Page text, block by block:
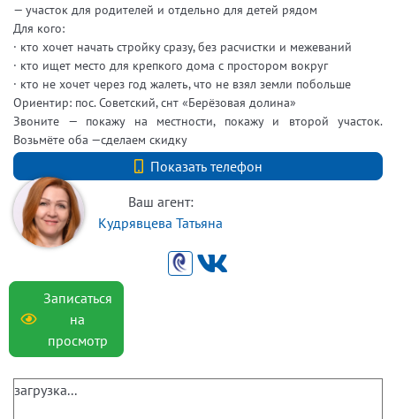
— участок для родителей и отдельно для детей рядом
Для кого:
· кто хочет начать стройку сразу, без расчистки и межеваний
· кто ищет место для крепкого дома с простором вокруг
· кто не хочет через год жалеть, что не взял земли побольше
Ориентир: пос. Советский, снт «Берёзовая долина»
Звоните — покажу на местности, покажу и второй участок.
Возьмёте оба —сделаем скидку
Показать телефон
+7 (812) 740-70-40
Ваш агент:
Кудрявцева Татьяна
Записаться
на
просмотр
загрузка...